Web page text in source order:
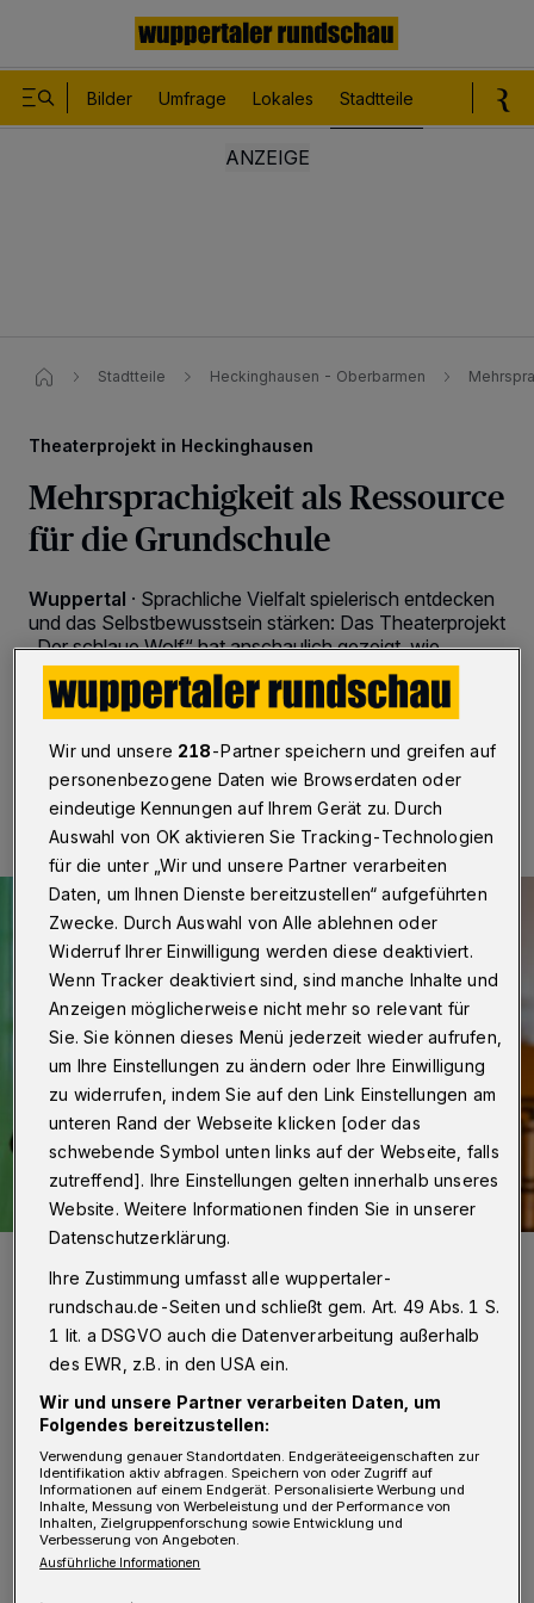
Bilder Umfrage Lokales Stadtteile
Stadtteile Heckinghausen - Oberbarmen
Theaterprojekt in Heckinghausen
Mehrsprachigkeit als Ressource
für die Grundschule
Wuppertal · Sprachliche Vielfalt spielerisch entdecken
und das Selbstbewusstsein stärken: Das Theaterprojekt
„Der schlaue Wolf“ hat anschaulich gezeigt, wie
Mehrsprachigkeit als Ressource erlebt werden kann.
20.05.2026 , 09:00 Uhr Eine Minute Lesezeit
Foto: Timo Platte
I n einer Kooperation zwischen der
städtischen Kita Kleestraße, der
Grundschule Meyerstraße, dem Wupper-
Theater und dem Kommunalen
Wir und unsere 218-Partner speichern und greifen auf
personenbezogene Daten wie Browserdaten oder
eindeutige Kennungen auf Ihrem Gerät zu. Durch
Auswahl von OK aktivieren Sie Tracking-Technologien
für die unter „Wir und unsere Partner verarbeiten
Daten, um Ihnen Dienste bereitzustellen“ aufgeführten
Zwecke. Durch Auswahl von Alle ablehnen oder
Widerruf Ihrer Einwilligung werden diese deaktiviert.
Wenn Tracker deaktiviert sind, sind manche Inhalte und
Anzeigen möglicherweise nicht mehr so relevant für
Sie. Sie können dieses Menü jederzeit wieder aufrufen,
um Ihre Einstellungen zu ändern oder Ihre Einwilligung
zu widerrufen, indem Sie auf den Link Einstellungen am
unteren Rand der Webseite klicken [oder das
schwebende Symbol unten links auf der Webseite, falls
zutreffend]. Ihre Einstellungen gelten innerhalb unseres
Website. Weitere Informationen finden Sie in unserer
Datenschutzerklärung.
Ihre Zustimmung umfasst alle wuppertaler-
rundschau.de-Seiten und schließt gem. Art. 49 Abs. 1 S.
1 lit. a DSGVO auch die Datenverarbeitung außerhalb
des EWR, z.B. in den USA ein.
Wir und unsere Partner verarbeiten Daten, um
Folgendes bereitzustellen:
Verwendung genauer Standortdaten. Endgeräteeigenschaften zur
Identifikation aktiv abfragen. Speichern von oder Zugriff auf
Informationen auf einem Endgerät. Personalisierte Werbung und
Inhalte, Messung von Werbeleistung und der Performance von
Inhalten, Zielgruppenforschung sowie Entwicklung und
Verbesserung von Angeboten.
Ausführliche Informationen